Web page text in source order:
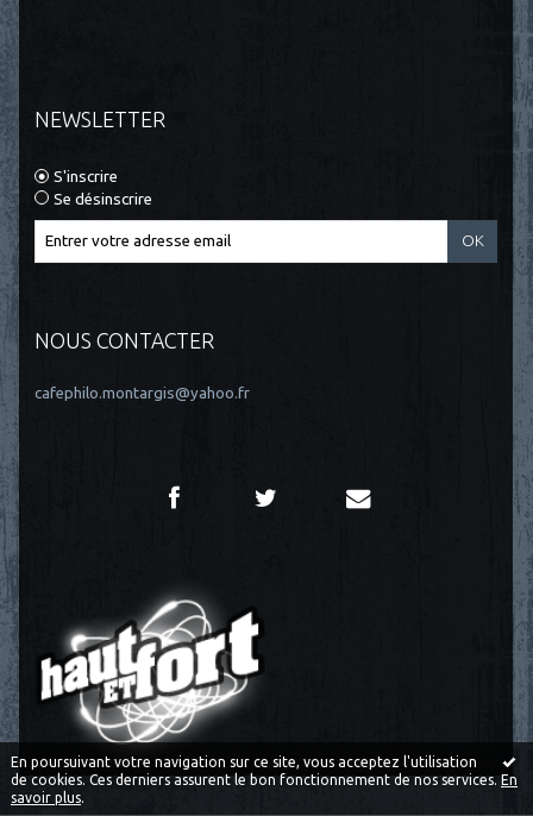
En poursuivant votre navigation sur ce site, vous acceptez l'utilisation
de cookies. Ces derniers assurent le bon fonctionnement de nos services.En
savoir plus.
NEWSLETTER
S'inscrire
Se désinscrire
NOUS CONTACTER
cafephilo.montargis@yahoo.fr